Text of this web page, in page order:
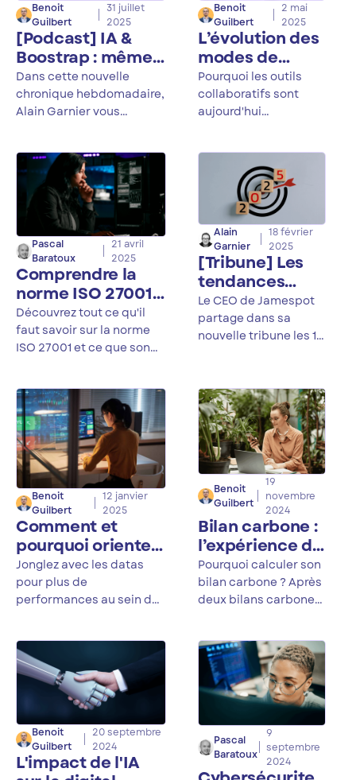
Benoit
Guilbert
31 juillet
2025
[Podcast] IA &
Boostrap : même
combat ?
Dans cette nouvelle
chronique hebdomadaire,
Alain Garnier vous
modèle Boostrap et les
modèles IA. Est-ce que la
croissance de ces deux
modèles ne reposerait
finalement pas sur les
mêmes principes ?
Benoit
Guilbert
2 mai
2025
L’évolution des
modes de
travail :
l’importance
grandissante
outils
collaboratifs
Pourquoi les outils
collaboratifs sont
aujourd'hui
évolutions du monde
du travail ?
Pascal
Baratoux
21 avril
2025
Comprendre la
norme ISO 27001
et ses impacts
avec Jamespot
Découvrez tout ce qu'il
faut savoir sur la norme
ISO 27001 et ce que son
Alain
Garnier
18 février
2025
[Tribune] Les
tendances
numériques de
2025 par Alain
Garnier
Le CEO de Jamespot
partage dans sa
nouvelle tribune les 11
auxquelles les
entreprises devront
prêter attention en
2025.
Benoit
Guilbert
12 janvier
2025
Comment et
pourquoi orienter
son organisation
"data driven" ?
Jonglez avec les datas
pour plus de
performances au sein de
Benoit
Guilbert
19
novembre
2024
Bilan carbone :
l’expérience de
Jamespot
Pourquoi calculer son
bilan carbone ? Après
deux bilans carbone
notre expérience et
les enseignements
que nous en avons
Benoit
Guilbert
20 septembre
2024
L'impact de l'IA
Pascal
Baratoux
9
septembre
2024